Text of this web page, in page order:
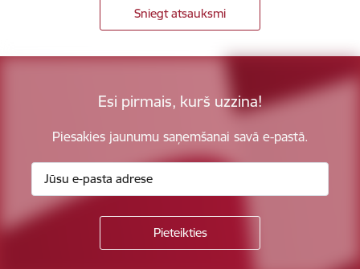
Sniegt atsauksmi
Esi pirmais, kurš uzzina!
Piesakies jaunumu saņemšanai savā e-pastā.